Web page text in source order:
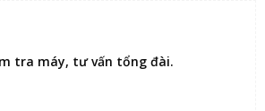
tra máy, tư vấn tổng đài.